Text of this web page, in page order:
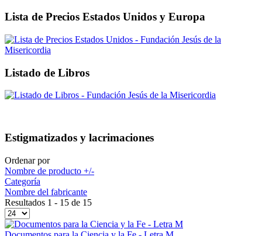
Lista de Precios Estados Unidos y Europa
Listado de Libros
Estigmatizados y lacrimaciones
Ordenar por
Nombre de producto +/-
Categoría
Nombre del fabricante
Resultados 1 - 15 de 15